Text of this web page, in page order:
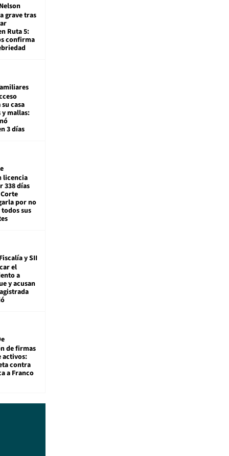
Nelson
grave tras
Ruta 5:
confirma
casa
mallas:
3 días
licencia
338 días
por no
sus
Fiscalía y SII
el
a
y acusan
de firmas
activos:
contra
a Franco